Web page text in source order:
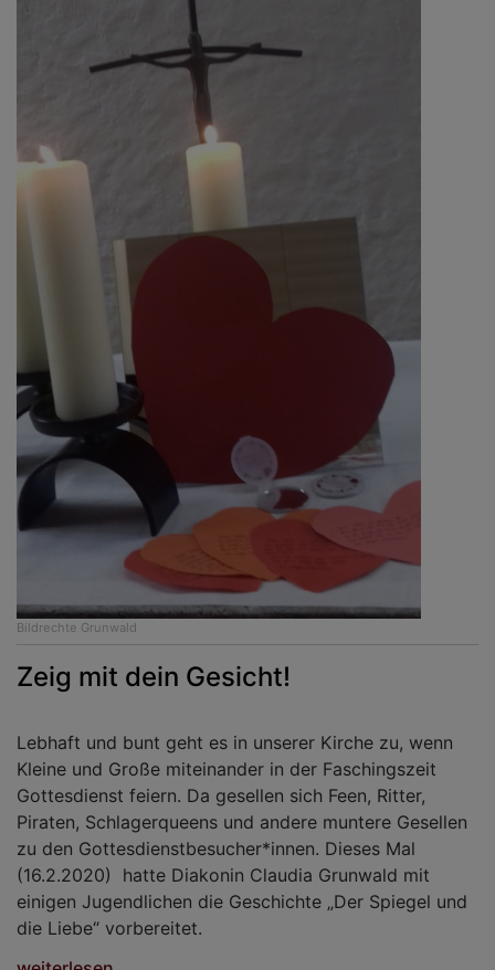
Bildrechte Grunwald
Zeig mit dein Gesicht!
Lebhaft und bunt geht es in unserer Kirche zu, wenn
Kleine und Große miteinander in der Faschingszeit
Gottesdienst feiern. Da gesellen sich Feen, Ritter,
Piraten, Schlagerqueens und andere muntere Gesellen
zu den Gottesdienstbesucher*innen. Dieses Mal
(16.2.2020) hatte Diakonin Claudia Grunwald mit
einigen Jugendlichen die Geschichte „Der Spiegel und
die Liebe“ vorbereitet.